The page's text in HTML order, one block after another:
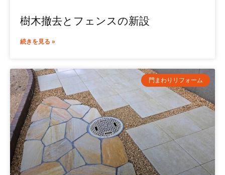
樹木撤去とフェンスの新設
続きを見る »
門まわりリフォーム